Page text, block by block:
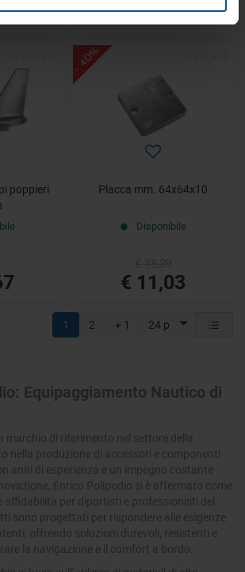
€ 17,56
poppieri
- 40%
Placca mm. 64x64x10
Disponibile
€ 11,03
24 p
1 2 + 1
Equipaggiamento Nautico di
marchio di riferimento nel settore della
nella produzione di accessori e componenti
anni di esperienza e un impegno costante
Enrico Polipodio si è affermato come
affidabilità per diportisti e professionisti del
sono progettati per rispondere alle esigenze
offrendo soluzioni durevoli, resistenti e
la navigazione e il comfort a bordo.